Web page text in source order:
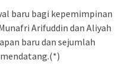
baru bagi kepemimpinan
Arifuddin dan Aliyah
baru dan sejumlah